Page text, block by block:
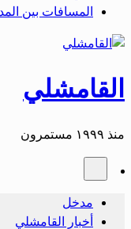
المسافات بين
القامشلي
منذ ١٩٩٩ مستمرون
مدخل
أخبار القامشلي